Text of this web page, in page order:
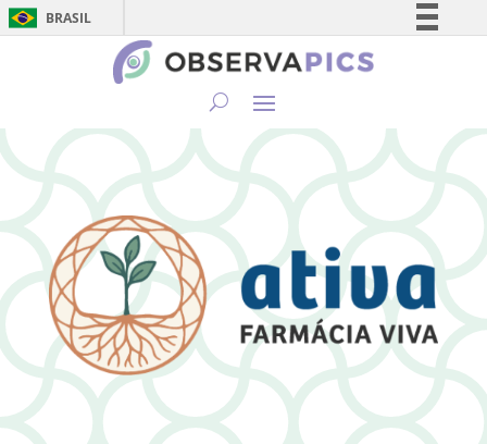
BRASIL
Simplifique!
Acesso à informação
Legislação
Canais